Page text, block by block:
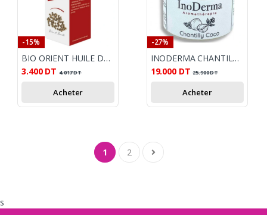
-15%
BIO ORIENT HUILE DE RICIN 10ML
3.400 DT 4.017DT
Acheter
-27%
INODERMA CHANTILLY COCO 150G
19.000 DT 25.900DT
Acheter
1 2
s